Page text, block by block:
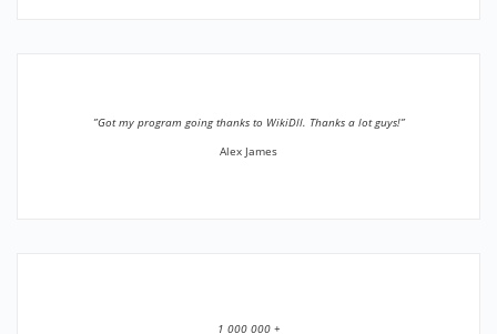
”Got my program going thanks to WikiDll. Thanks a lot guys!”
Alex James
1 000 000 +